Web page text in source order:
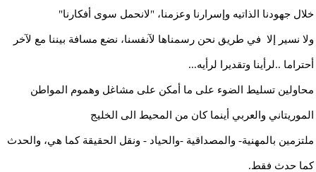
خلال جهودنا الذاتيه وإسرارنا وعزمنا، "لانحمل سوى أفكارنا"
ولا نسير إلا في طريق نحن رسمناها لآنفسنا، نضع مسافة بيننا مع لآخر
أحتراما ..لرأينا وتقديرا لرأيه...
محاولين تسليط الضوء على ما أمكن على مشاغل وهموم المواطن
الموريتاني والعربي أينما كان من المحيط الى الخليج
ملتزمين بالمهنية- والمصداقية -والحياد - ونقل الحقيقة كما هي، والحدث
كما حدث فقط.